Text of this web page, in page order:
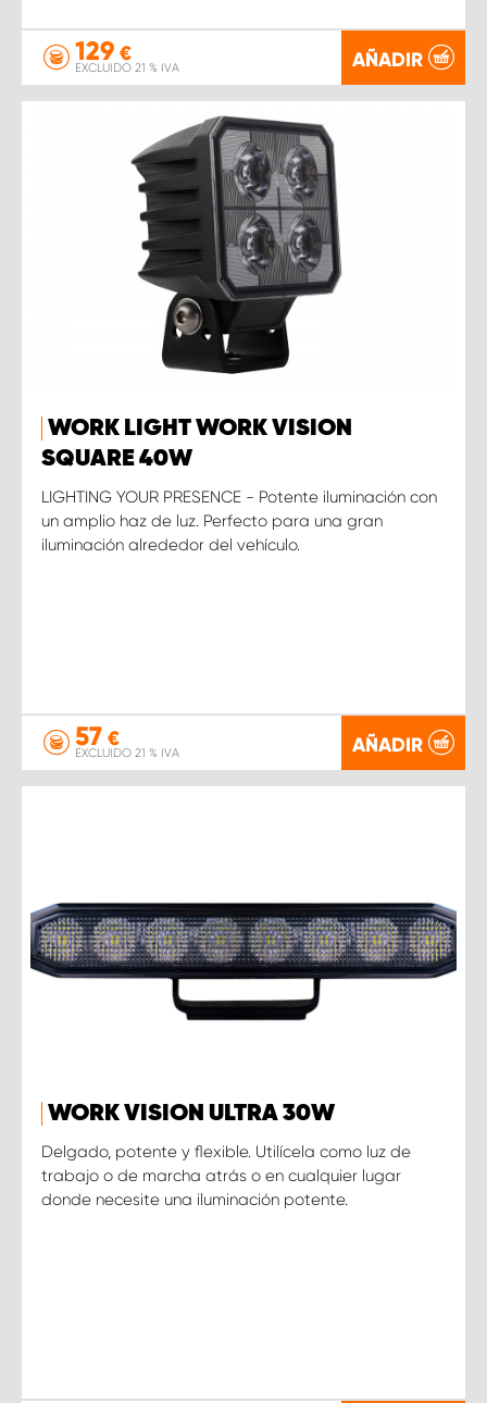
129 €
EXCLUIDO 21 % IVA AÑADIR
WORK LIGHT WORK VISION
SQUARE 40W
LIGHTING YOUR PRESENCE - Potente iluminación con
un amplio haz de luz. Perfecto para una gran
iluminación alrededor del vehículo.
57 €
EXCLUIDO 21 % IVA AÑADIR
WORK VISION ULTRA 30W
Delgado, potente y flexible. Utilícela como luz de
trabajo o de marcha atrás o en cualquier lugar
donde necesite una iluminación potente.